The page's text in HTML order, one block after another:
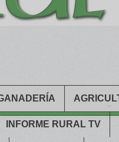
INFORME RURAL TV